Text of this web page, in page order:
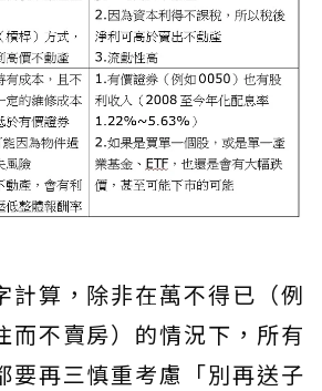
計算，除非在萬不得已（例
而不賣房）的情況下，所有
要再三慎重考慮「別再送子